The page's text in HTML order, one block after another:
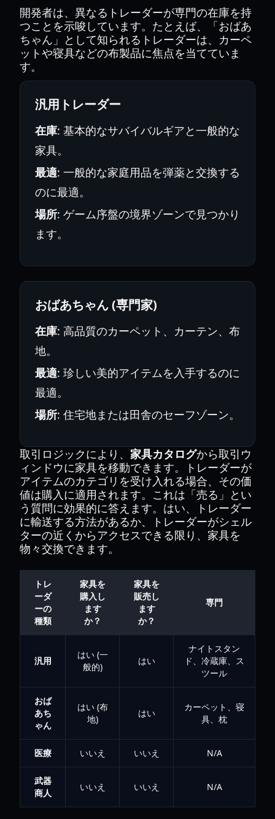
開発者は、異なるトレーダーが専門の在庫を持
つことを示唆しています。たとえば、「おばあ
ちゃん」として知られるトレーダーは、カーペ
ットや寝具などの布製品に焦点を当てていま
す。
汎用トレーダー
在庫: 基本的なサバイバルギアと一般的な
家具。
最適: 一般的な家庭用品を弾薬と交換する
のに最適。
場所: ゲーム序盤の境界ゾーンで見つかり
ます。
おばあちゃん (専門家)
在庫: 高品質のカーペット、カーテン、布
地。
最適: 珍しい美的アイテムを入手するのに
最適。
場所: 住宅地または田舎のセーフゾーン。
取引ロジックにより、 家具カタログから取引ウ
ィンドウに家具を移動できます。トレーダーが
アイテムのカテゴリを受け入れる場合、その価
値は購入に適用されます。これは「売る」とい
う質問に効果的に答えます。はい、トレーダー
に輸送する方法があるか、トレーダーがシェル
ターの近くからアクセスできる限り、家具を
物々交換できます。
トレ
ーダ
ーの
種類
家具を
購入し
ます
か？
家具を
販売し
ます
か？
専門
汎用
はい (一
般的)
はい
ナイトスタン
ド、冷蔵庫、ス
ツール
おば
あち
ゃん
はい (布
地)
はい
カーペット、寝
具、枕
医療 いいえ いいえ N/A
武器
商人
いいえ いいえ N/A